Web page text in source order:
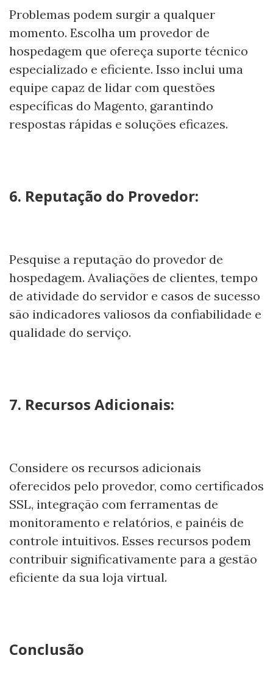
Problemas podem surgir a qualquer
momento. Escolha um provedor de
hospedagem que ofereça suporte técnico
especializado e eficiente. Isso inclui uma
equipe capaz de lidar com questões
específicas do Magento, garantindo
respostas rápidas e soluções eficazes.
6. Reputação do Provedor:
Pesquise a reputação do provedor de
hospedagem. Avaliações de clientes, tempo
de atividade do servidor e casos de sucesso
são indicadores valiosos da confiabilidade e
qualidade do serviço.
7. Recursos Adicionais:
Considere os recursos adicionais
oferecidos pelo provedor, como certificados
SSL, integração com ferramentas de
monitoramento e relatórios, e painéis de
controle intuitivos. Esses recursos podem
contribuir significativamente para a gestão
eficiente da sua loja virtual.
Conclusão